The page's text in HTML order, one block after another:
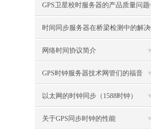
网络恶意攻击
GPS卫星校时服务器的产品质量问题
解说
时间同步服务器在桥梁检测中的解决
方案
网络时间协议简介
GPS时钟服务器技术网管们的福音
以太网的时钟同步（1588时钟）
关于GPS同步时钟的性能